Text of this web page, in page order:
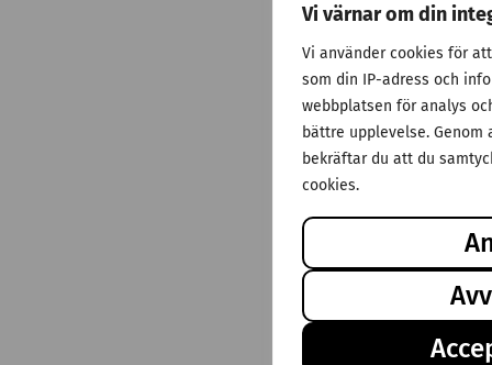
Vi värnar om din
Vi använder cookies för
som din IP-adress och
webbplatsen för analys
bättre upplevelse.
bekräftar du att du
cookies.